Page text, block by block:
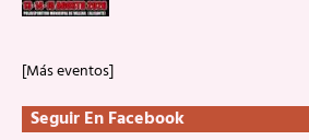
[Más eventos]
Seguir En Facebook